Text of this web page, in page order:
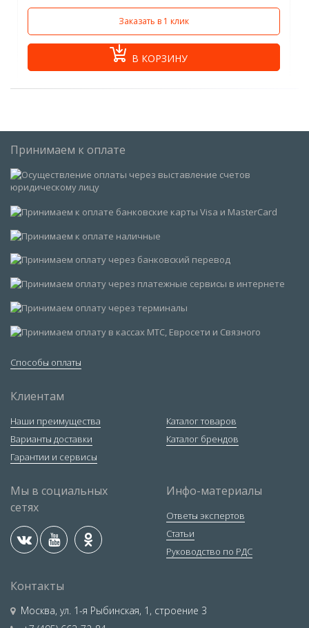
Заказать в 1 клик
В КОРЗИНУ
Принимаем к оплате
Способы оплаты
Клиентам
Наши преимущества
Варианты доставки
Гарантии и сервисы
Каталог товаров
Каталог брендов
Мы в социальных
сетях
Инфо-материалы
Ответы экспертов
Статьи
Руководство по РДС
Контакты
Москва, ул. 1-я Рыбинская, 1, строение 3